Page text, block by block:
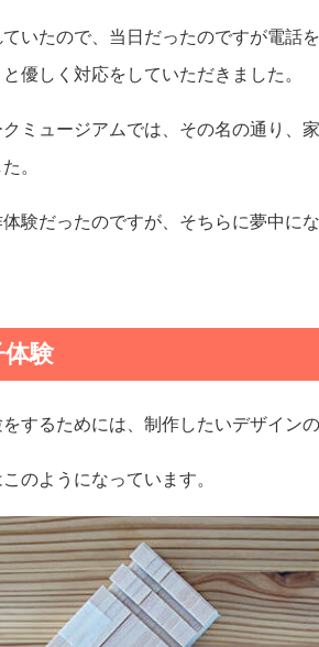
いたので、当日だったのですが電話
優しく対応をしていただきました。
ミュージアムでは、その名の通り、
。
験だったのですが、そちらに夢中に
体験
するためには、制作したいデザイン
のようになっています。